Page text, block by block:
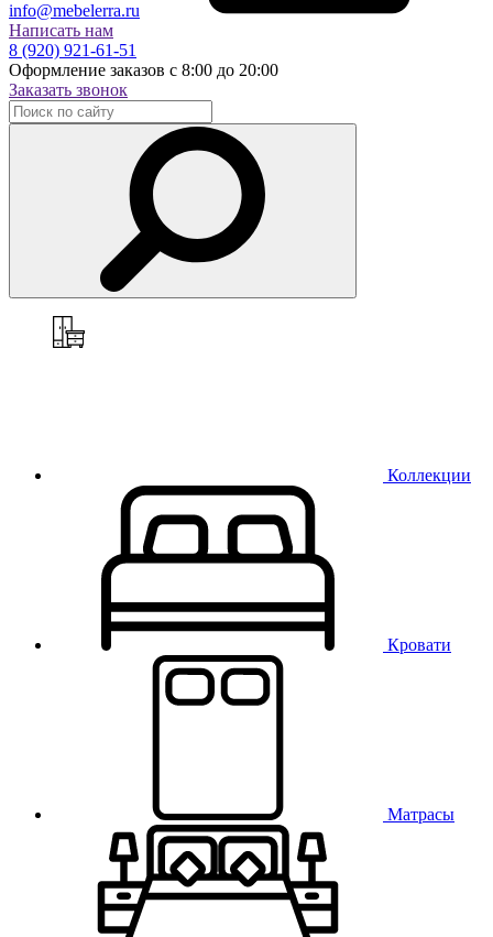
info@mebelerra.ru
Написать нам
8 (920) 921-61-51
Оформление заказов с 8:00 до 20:00
Заказать звонок
Коллекции
Кровати
Матрасы